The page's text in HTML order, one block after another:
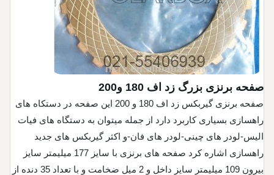
صفحه برنزی بزرگ زد اف 180 و200
صفحه برنزی گیربکس زد اف 180 و 200 این صفحه در دستکاه های
راهسازی بسیاری کاربرد دارد از جمله میتوان به دستگاه های فیات
الیس-لودر های چینی-لودر های فان-و اکثر گیربکس های جدید
راهسازی اشاره کرد صفحه های برنزی با سایز 177 میلیمتر سایز
بیرون 109 میلیمتر سایز داخل و 2 میل ضخامت و با تعداد 35 دنده از